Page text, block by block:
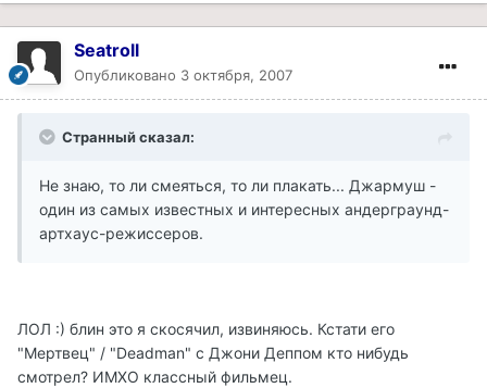
Seatroll
Опубликовано 3 октября, 2007
Странный сказал:
Не знаю, то ли смеяться, то ли плакать... Джармуш -
один из самых известных и интересных андерграунд-
артхаус-режиссеров.
ЛОЛ :) блин это я скосячил, извиняюсь. Кстати его
"Мертвец" / "Deadman" с Джони Деппом кто нибудь
смотрел? ИМХО классный фильмец.